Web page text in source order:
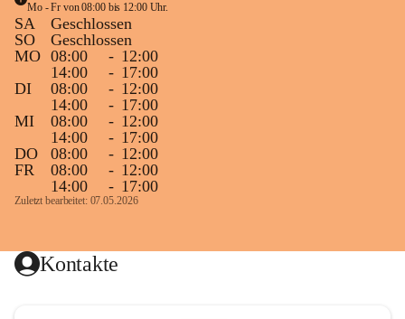
Mo - Fr von 08:00 bis 12:00 Uhr.
SA
Geschlossen
SO
Geschlossen
MO 08:00 - 12:00
14:00
- 17:00
DI
08:00 - 12:00
14:00
- 17:00
MI
08:00 - 12:00
14:00
- 17:00
DO
08:00 - 12:00
FR
08:00 - 12:00
14:00
- 17:00
Zuletzt bearbeitet: 07.05.2026
Kontakte